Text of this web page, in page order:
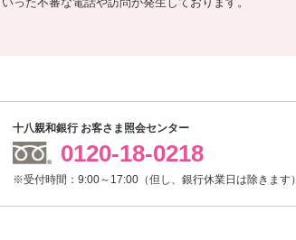
十八親和銀行 お客さま照会センター
0120-18-0218
※受付時間：9:00～17:00（但し、銀行休業日は除きます）